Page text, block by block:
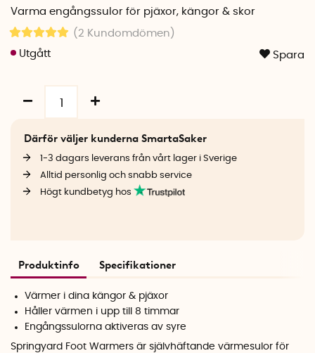
Varma engångssulor för pjäxor, kängor & skor
(2 Kundomdömen )
Spara
Därför väljer kunderna SmartaSaker
1-3 dagars leverans från vårt lager i Sverige
Alltid personlig och snabb service
Högt kundbetyg hos
Produktinfo Specifikationer
Värmer i dina kängor & pjäxor
Håller värmen i upp till 8 timmar
Engångssulorna aktiveras av syre
Springyard Foot Warmers är självhäftande värmesulor för